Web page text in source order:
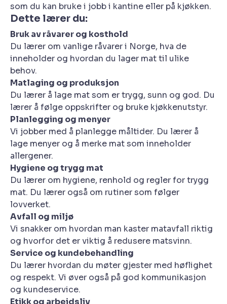
som du kan bruke i jobb i kantine eller på kjøkken.
Dette lærer du:
Bruk av råvarer og kosthold
Du lærer om vanlige råvarer i Norge, hva de
inneholder og hvordan du lager mat til ulike
behov.
Matlaging og produksjon
Du lærer å lage mat som er trygg, sunn og god. Du
lærer å følge oppskrifter og bruke kjøkkenutstyr.
Planlegging og menyer
Vi jobber med å planlegge måltider. Du lærer å
lage menyer og å merke mat som inneholder
allergener.
Hygiene og trygg mat
Du lærer om hygiene, renhold og regler for trygg
mat. Du lærer også om rutiner som følger
lovverket.
Avfall og miljø
Vi snakker om hvordan man kaster matavfall riktig
og hvorfor det er viktig å redusere matsvinn.
Service og kundebehandling
Du lærer hvordan du møter gjester med høflighet
og respekt. Vi øver også på god kommunikasjon
og kundeservice.